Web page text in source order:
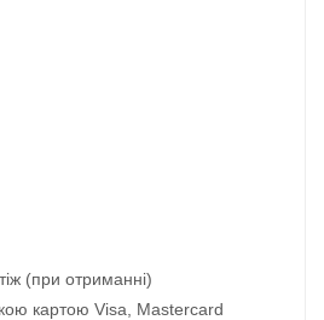
(при отриманні)
картою Visa, Mastercard